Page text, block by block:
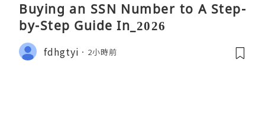
Buying an SSN Number to A Step-
by-Step Guide In_2026
fdhgtyi 2小時前